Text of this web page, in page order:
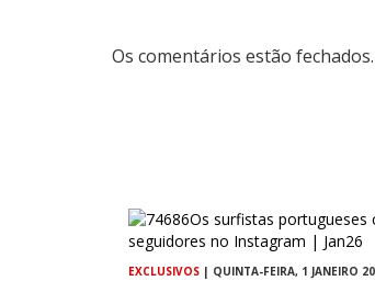
Os comentários estão fechados.
EXCLUSIVOS | QUINTA-FEIRA, 1 JANEIRO